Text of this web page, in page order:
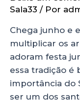
Sala33 / Por
Chega junho e
multiplicar os
adoram festa
essa tradição é
importância do
ser um dos